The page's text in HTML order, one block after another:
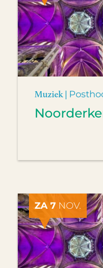
Muziek |
ZA 7NOV.